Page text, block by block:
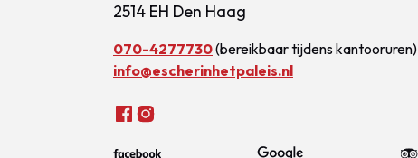
2514 EH Den Haag
070-4277730(bereikbaar tijdens kantooruren)
info@escherinhetpaleis.nl